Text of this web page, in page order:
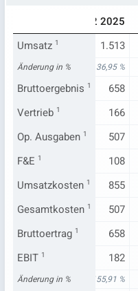
Q2 2025
Umsatz 1
1.409 1.513
Änderung in %
19,90 % 36,95 %
Bruttoergebnis 1
565 658
Vertrieb 1164 166
Op. Ausgaben 1
611 507
F&E 1 108
Umsatzkosten 1
844 855
Gesamtkosten 1
611 507
Bruttoertrag 1
565 658
EBIT 1 182
Änderung in %
75,93 % 2.155,91 %